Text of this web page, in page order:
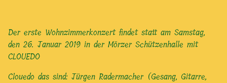
Der erste Wohnzimmerkonzert findet statt am Samstag,
den 26. Januar 2019 in der Mörzer Schützenhalle mit
CLOUEDO
Clouedo das sind: Jürgen Radermacher (Gesang, Gitarre,